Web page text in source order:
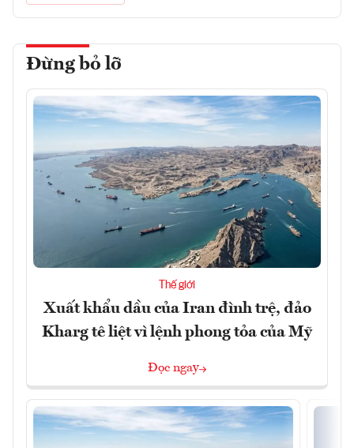
Đừng bỏ lỡ
Thế giới
Xuất khẩu dầu của Iran đình trệ, đảo
Kharg tê liệt vì lệnh phong tỏa của Mỹ
Đọc ngay